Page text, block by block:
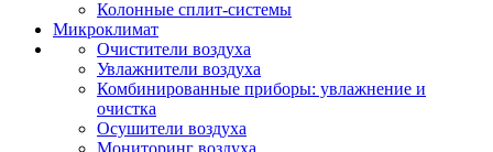
Колонные сплит-системы
Микроклимат
Очистители воздуха
Увлажнители воздуха
Комбинированные приборы: увлажнение и
очистка
Осушители воздуха
Мониторинг воздуха